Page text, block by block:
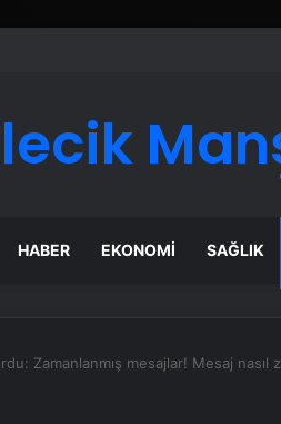
Taşımacılık Yazılımı
HABER EKONOMI SAĞLIK
Zamanlanmış mesajlar! Mesaj nasıl